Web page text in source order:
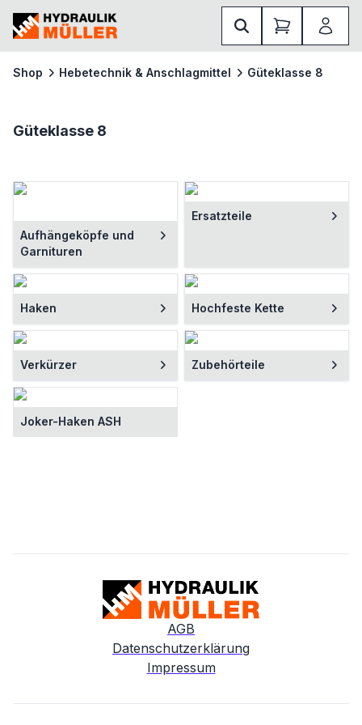
Shop Hebetechnik & Anschlagmittel Güteklasse 8
Güteklasse 8
Aufhängeköpfe und
Garnituren
Ersatzteile
Haken Hochfeste Kette
Verkürzer Zubehörteile
Joker-Haken ASH
AGB
Datenschutzerklärung
Impressum